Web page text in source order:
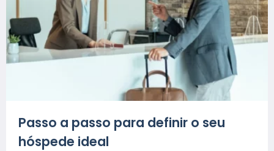
Passo a passo para definir o seu
hóspede ideal